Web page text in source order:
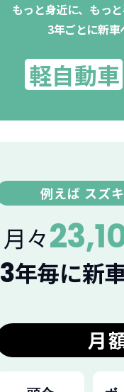
もっと身近に、もっ
3年ごとに新
軽自動車
例えば スズ
月々
3年毎に新
月